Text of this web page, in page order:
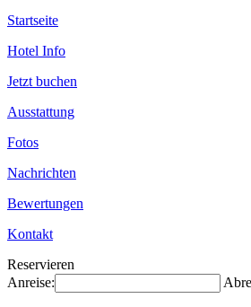
Startseite
Hotel Info
Jetzt buchen
Ausstattung
Fotos
Nachrichten
Bewertungen
Kontakt
Reservieren
Anreise: